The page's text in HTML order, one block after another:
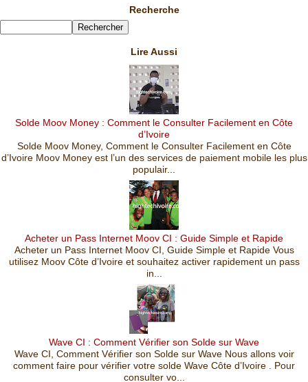
Recherche
Lire Aussi
Solde Moov Money : Comment le Consulter Facilement en Côte
d’Ivoire
Solde Moov Money, Comment le Consulter Facilement en Côte
d’Ivoire Moov Money est l’un des services de paiement mobile les plus
populair...
Acheter un Pass Internet Moov CI : Guide Simple et Rapide
Acheter un Pass Internet Moov CI, Guide Simple et Rapide Vous
utilisez Moov Côte d’Ivoire et souhaitez activer rapidement un pass
in...
Wave CI : Comment Vérifier son Solde sur Wave
Wave CI, Comment Vérifier son Solde sur Wave Nous allons voir
comment faire pour vérifier votre solde Wave Côte d’Ivoire . Pour
consulter vo...